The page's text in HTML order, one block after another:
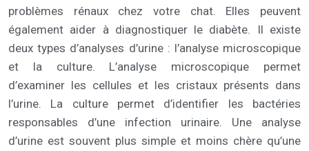
problèmes rénaux chez votre chat. Elles peuvent
également aider à diagnostiquer le diabète. Il existe
deux types d’analyses d’urine : l’analyse microscopique
et la culture. L’analyse microscopique permet
d’examiner les cellules et les cristaux présents dans
l’urine. La culture permet d’identifier les bactéries
responsables d’une infection urinaire. Une analyse
d’urine est souvent plus simple et moins chère qu’une